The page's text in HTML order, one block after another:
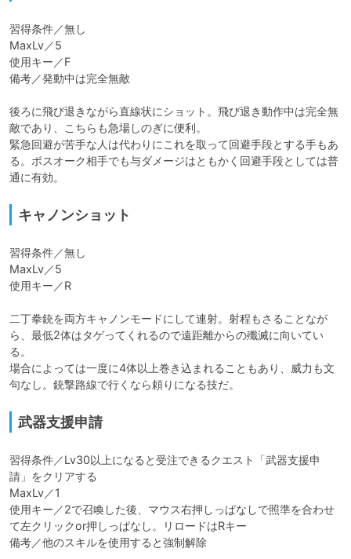
習得条件／無し
MaxLv／5
使用キー／F
備考／発動中は完全無敵
後ろに飛び退きながら直線状にショット。飛び退き動作中は完全無
敵であり、こちらも急場しのぎに便利。
緊急回避が苦手な人は代わりにこれを取って回避手段とする手もあ
る。ボスオーク相手でも与ダメージはともかく回避手段としては普
通に有効。
キャノンショット
習得条件／無し
MaxLv／5
使用キー／R
二丁拳銃を両方キャノンモードにして連射。射程もさることなが
ら、最低2体はタゲってくれるので遠距離からの殲滅に向いてい
る。
場合によっては一度に4体以上巻き込まれることもあり、威力も文
句なし。銃撃路線で行くなら頼りになる技だ。
武器支援申請
習得条件／Lv30以上になると受注できるクエスト「武器支援申
請」をクリアする
MaxLv／1
使用キー／2で召喚した後、マウス右押しっぱなしで照準を合わせ
て左クリックor押しっぱなし。リロードはRキー
備考／他のスキルを使用すると強制解除